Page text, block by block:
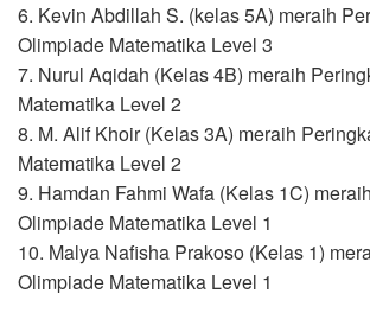
6. Kevin Abdillah S. (kelas 5A) meraih
Olimpiade Matematika Level 3
7. Nurul Aqidah (Kelas 4B) meraih
Matematika Level 2
8. M. Alif Khoir (Kelas 3A) meraih
Matematika Level 2
9. Hamdan Fahmi Wafa (Kelas 1C)
Olimpiade Matematika Level 1
10. Malya Nafisha Prakoso (Kelas 1)
Olimpiade Matematika Level 1